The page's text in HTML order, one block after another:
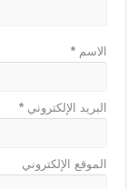
الاسم*
البريد الإلكتروني*
الموقع الإلكتروني